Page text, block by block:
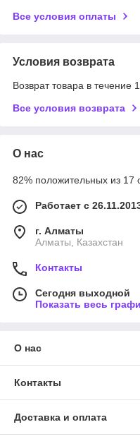
Все условия оплаты
Условия возврата
Возврат товара в течение
Все условия возврата
О нас
82% положительных из 17
Работает с
г. Алматы
Алматы, Казахстан
Контакты
Сегодня выходной
Показать весь
О нас
Контакты
Доставка и оплата